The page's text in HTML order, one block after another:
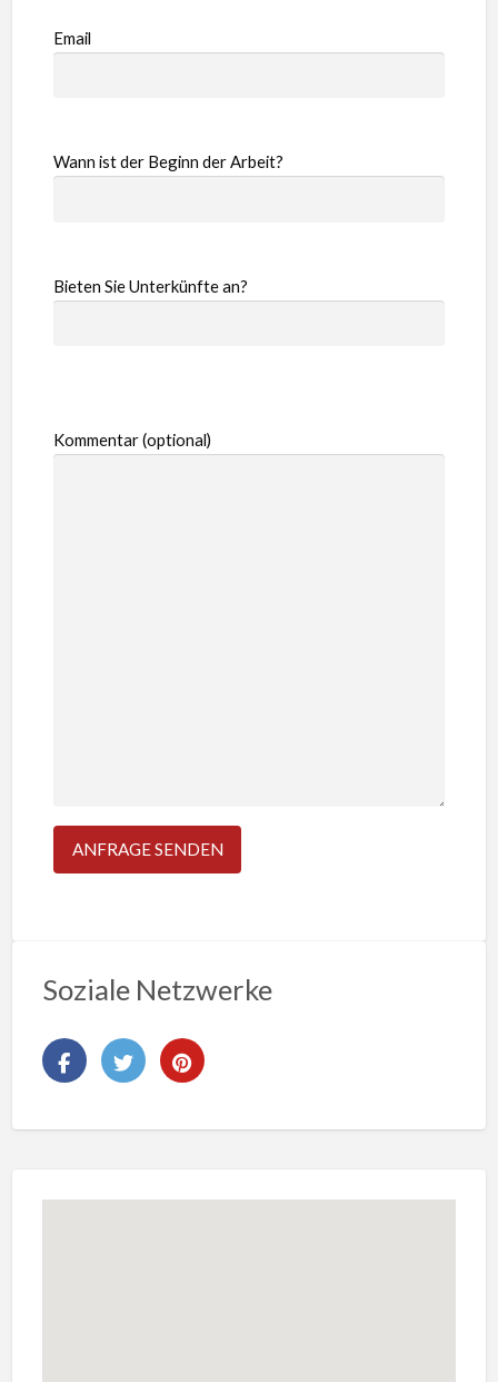
Email
Wann ist der Beginn der Arbeit?
Bieten Sie Unterkünfte an?
Kommentar (optional)
Soziale Netzwerke